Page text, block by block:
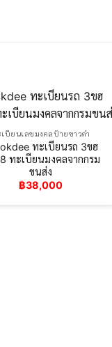
บียนเลขมงคลป้ายขาวดำ
ทะเบียนรถ 3ขฮ
ทะเบียนมงคลจากกรม
ขนส่ง
฿38,000